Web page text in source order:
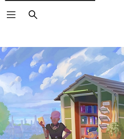
Buscar